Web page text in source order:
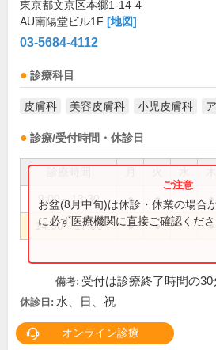
東京都文京区本郷1-14-4
AU南陽堂ビル1F [地図]
03-5684-4112
診療科目
皮膚科 美容皮膚科 小児皮膚科
診療/受付時間・休診日
9:00～13:30 ● ● ●
14:30～17:00 ● ● ●
お盆(8月中旬)は休診・休業の場合
に必ず医療機関に直接ご確認くださ
備考: 受付は診療終了時間の
休診日: 水、日、祝
オンライン診療